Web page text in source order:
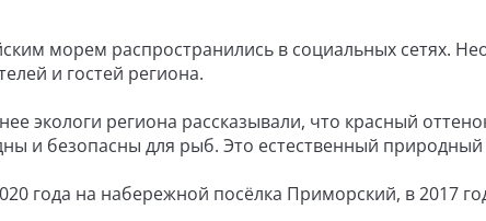
морем распространились в социальных сетях.
и гостей региона.
экологи региона рассказывали, что красный
и безопасны для рыб. Это естественный природный
года на набережной посёлка Приморский, в 2017